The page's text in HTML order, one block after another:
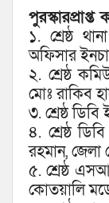
পুরস্কারপ্রাপ্ত
১. শ্রেষ্ঠ
অফিসার
২. শ্রেষ্ঠ
মোঃ রাকিব
৩. শ্রেষ্ঠ
৪. শ্রেষ্ঠ
রহমান, জেলা
৫. শ্রেষ্ঠ
কোতয়ালি